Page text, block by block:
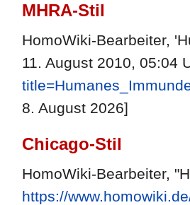
MHRA-Stil
HomoWiki-Bearbeiter,
11. August 2010, 05:04
8. August 2026]
Chicago-Stil
HomoWiki-Bearbeiter,
https://